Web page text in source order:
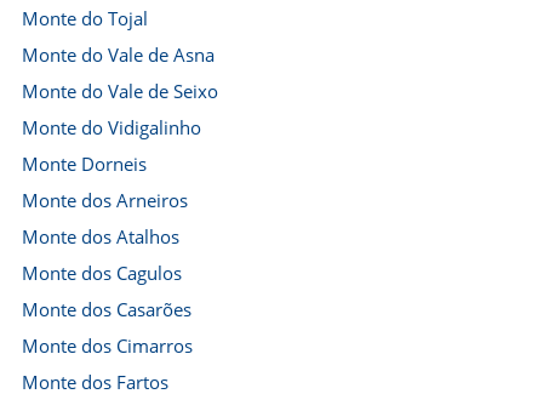
Monte do Tojal
Monte do Vale de Asna
Monte do Vale de Seixo
Monte do Vidigalinho
Monte Dorneis
Monte dos Arneiros
Monte dos Atalhos
Monte dos Cagulos
Monte dos Casarões
Monte dos Cimarros
Monte dos Fartos